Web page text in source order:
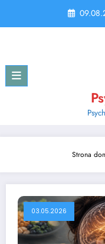
content
Strona
03.05.2026